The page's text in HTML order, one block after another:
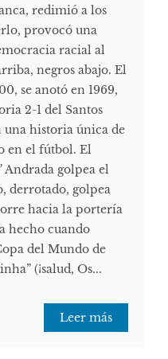
redimió a los
provocó una
racial al
negros abajo. El
se anotó en 1969,
2-1 del Santos
una historia única de
en el fútbol. El
Andrada golpea el
derrotado, golpea
hacia la portería
hecho cuando
del Mundo de
(¡salud, Os...
Leer más